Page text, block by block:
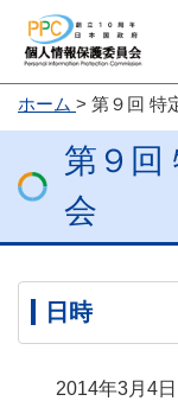
ホーム 第９回 特
第９回
会
日時
2014年3月4日